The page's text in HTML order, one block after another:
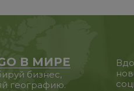
В МИРЕ
бизнес,
географию.